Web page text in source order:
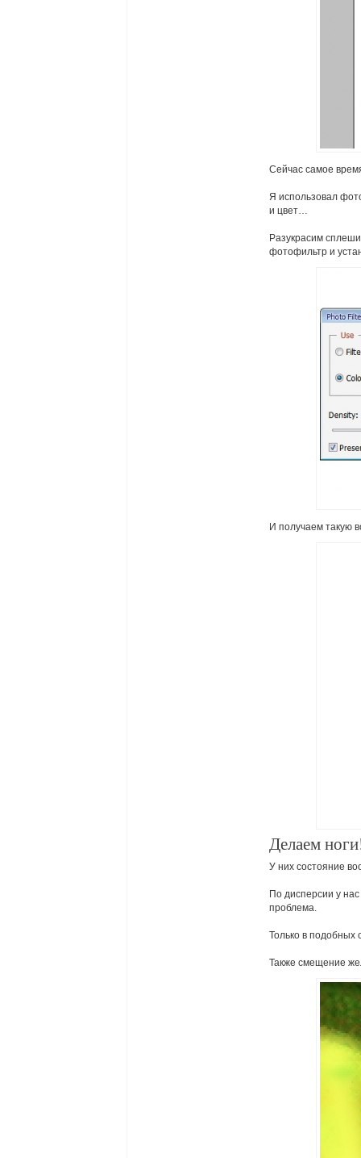
Сейчас самое
Я использовал
и цвет…
Разукрасим
фотофильтр и
И получаем такую
Делаем
У них состояние
По дисперсии у нас
проблема.
Только в подобных
Также смещение